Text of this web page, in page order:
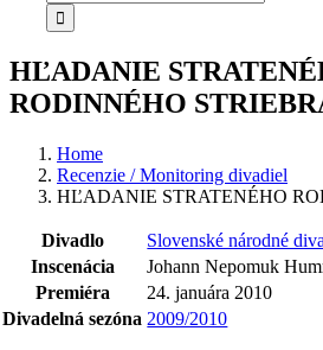
HĽADANIE
RODINNÉHO
Home
Recenzie / Monitoring divadiel
HĽADANIE STRATENÉHO
Divadlo
Slovenské národné
Inscenácia
Johann Nepomuk
Premiéra
24. januára 2010
Divadelná sezóna 2009/2010